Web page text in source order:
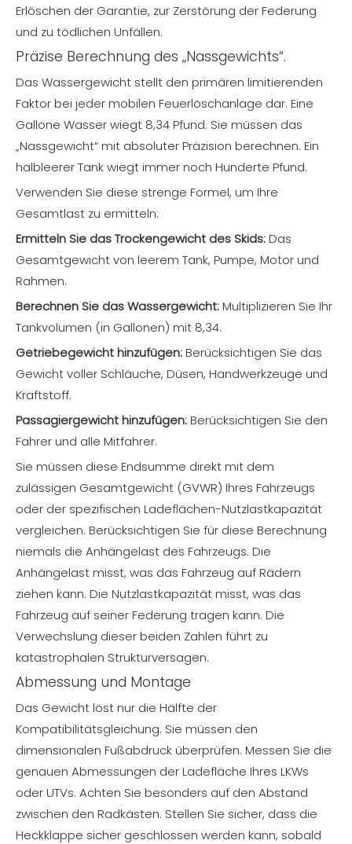
Erlöschen der Garantie, zur Zerstörung der Federung
und zu tödlichen Unfällen.
Präzise Berechnung des „Nassgewichts“.
Das Wassergewicht stellt den primären limitierenden
Faktor bei jeder mobilen Feuerlöschanlage dar. Eine
Gallone Wasser wiegt 8,34 Pfund. Sie müssen das
„Nassgewicht“ mit absoluter Präzision berechnen. Ein
halbleerer Tank wiegt immer noch Hunderte Pfund.
Verwenden Sie diese strenge Formel, um Ihre
Gesamtlast zu ermitteln:
Ermitteln Sie das Trockengewicht des Skids:Das
Gesamtgewicht von leerem Tank, Pumpe, Motor und
Rahmen.
Berechnen Sie das Wassergewicht:Multiplizieren Sie Ihr
Tankvolumen (in Gallonen) mit 8,34.
Getriebegewicht hinzufügen:Berücksichtigen Sie das
Gewicht voller Schläuche, Düsen, Handwerkzeuge und
Kraftstoff.
Passagiergewicht hinzufügen:Berücksichtigen Sie den
Fahrer und alle Mitfahrer.
Sie müssen diese Endsumme direkt mit dem
zulässigen Gesamtgewicht (GVWR) Ihres Fahrzeugs
oder der spezifischen Ladeflächen-Nutzlastkapazität
vergleichen. Berücksichtigen Sie für diese Berechnung
niemals die Anhängelast des Fahrzeugs. Die
Anhängelast misst, was das Fahrzeug auf Rädern
ziehen kann. Die Nutzlastkapazität misst, was das
Fahrzeug auf seiner Federung tragen kann. Die
Verwechslung dieser beiden Zahlen führt zu
katastrophalen Strukturversagen.
Abmessung und Montage
Das Gewicht löst nur die Hälfte der
Kompatibilitätsgleichung. Sie müssen den
dimensionalen Fußabdruck überprüfen. Messen Sie die
genauen Abmessungen der Ladefläche Ihres LKWs
oder UTVs. Achten Sie besonders auf den Abstand
zwischen den Radkästen. Stellen Sie sicher, dass die
Heckklappe sicher geschlossen werden kann, sobald